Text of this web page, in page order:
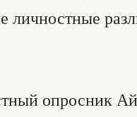
личностные
опросник